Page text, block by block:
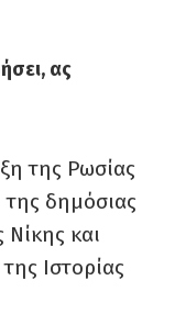
ας
της Ρωσίας
της δημόσιας
Νίκης και
Ιστορίας